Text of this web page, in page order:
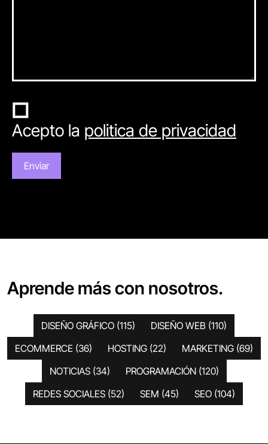
Acepto la politica de privacidad
Aprende más con nosotros.
DISEÑO GRÁFICO (115) DISEÑO WEB (110)
ECOMMERCE (36) HOSTING (22) MARKETING (69)
NOTICIAS (34) PROGRAMACIÓN (120)
REDES SOCIALES (52) SEM (45) SEO (104)